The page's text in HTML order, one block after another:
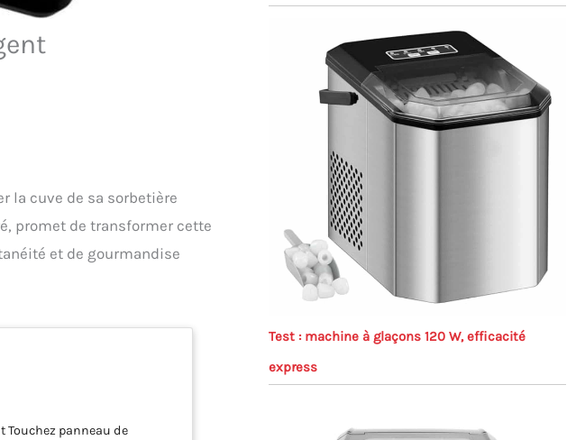
la cuve de sa sorbetière
promet de transformer cette
et de gourmandise
panneau de
Test : machine à glaçons 120 W, efficacité
express